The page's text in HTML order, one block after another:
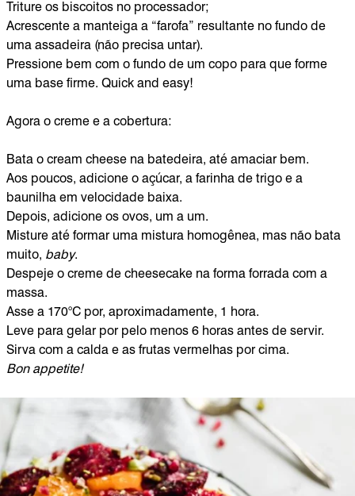
Triture os biscoitos no processador;
Acrescente a manteiga a “farofa” resultante no fundo de
uma assadeira (não precisa untar).
Pressione bem com o fundo de um copo para que forme
uma base firme. Quick and easy!
Agora o creme e a cobertura:
Bata o cream cheese na batedeira, até amaciar bem.
Aos poucos, adicione o açúcar, a farinha de trigo e a
baunilha em velocidade baixa.
Depois, adicione os ovos, um a um.
Misture até formar uma mistura homogênea, mas não bata
muito, baby.
Despeje o creme de cheesecake na forma forrada com a
massa.
Asse a 170°C por, aproximadamente, 1 hora.
Leve para gelar por pelo menos 6 horas antes de servir.
Sirva com a calda e as frutas vermelhas por cima.
Bon appetite!